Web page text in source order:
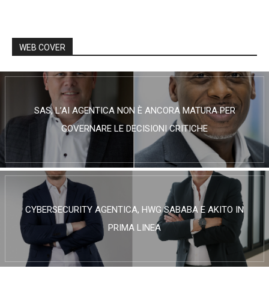
WEB COVER
SAS, L’AI AGENTICA NON È ANCORA MATURA PER
GOVERNARE LE DECISIONI CRITICHE
CYBERSECURITY AGENTICA, HWG SABABA E AKITO IN
PRIMA LINEA